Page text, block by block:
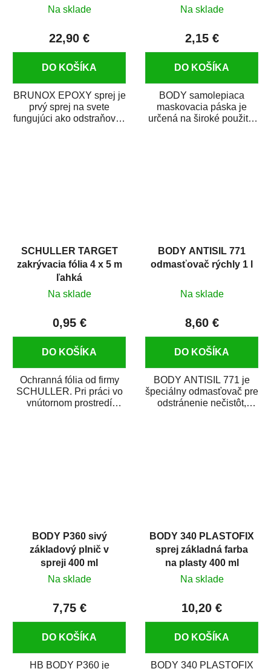
Na sklade
22,90 €
DO KOŠÍKA
BRUNOX EPOXY sprej je
prvý sprej na svete
fungujúci ako odstraňovač
Na sklade
2,15 €
DO KOŠÍKA
BODY samolepiaca
maskovacia páska je
určená na široké použitie
SCHULLER TARGET
zakrývacia fólia 4 x 5 m
ľahká
Na sklade
0,95 €
DO KOŠÍKA
Ochranná fólia od firmy
SCHULLER. Pri práci vo
vnútornom prostredí
BODY ANTISIL 771
odmasťovač rýchly 1 l
Na sklade
8,60 €
DO KOŠÍKA
BODY ANTISIL 771 je
špeciálny odmasťovač pre
odstránenie nečistôt,
BODY P360 sivý
základový plnič v
spreji 400 ml
Na sklade
7,75 €
DO KOŠÍKA
HB BODY P360 je
BODY 340 PLASTOFIX
sprej základná farba
na plasty 400 ml
Na sklade
10,20 €
DO KOŠÍKA
BODY 340 PLASTOFIX